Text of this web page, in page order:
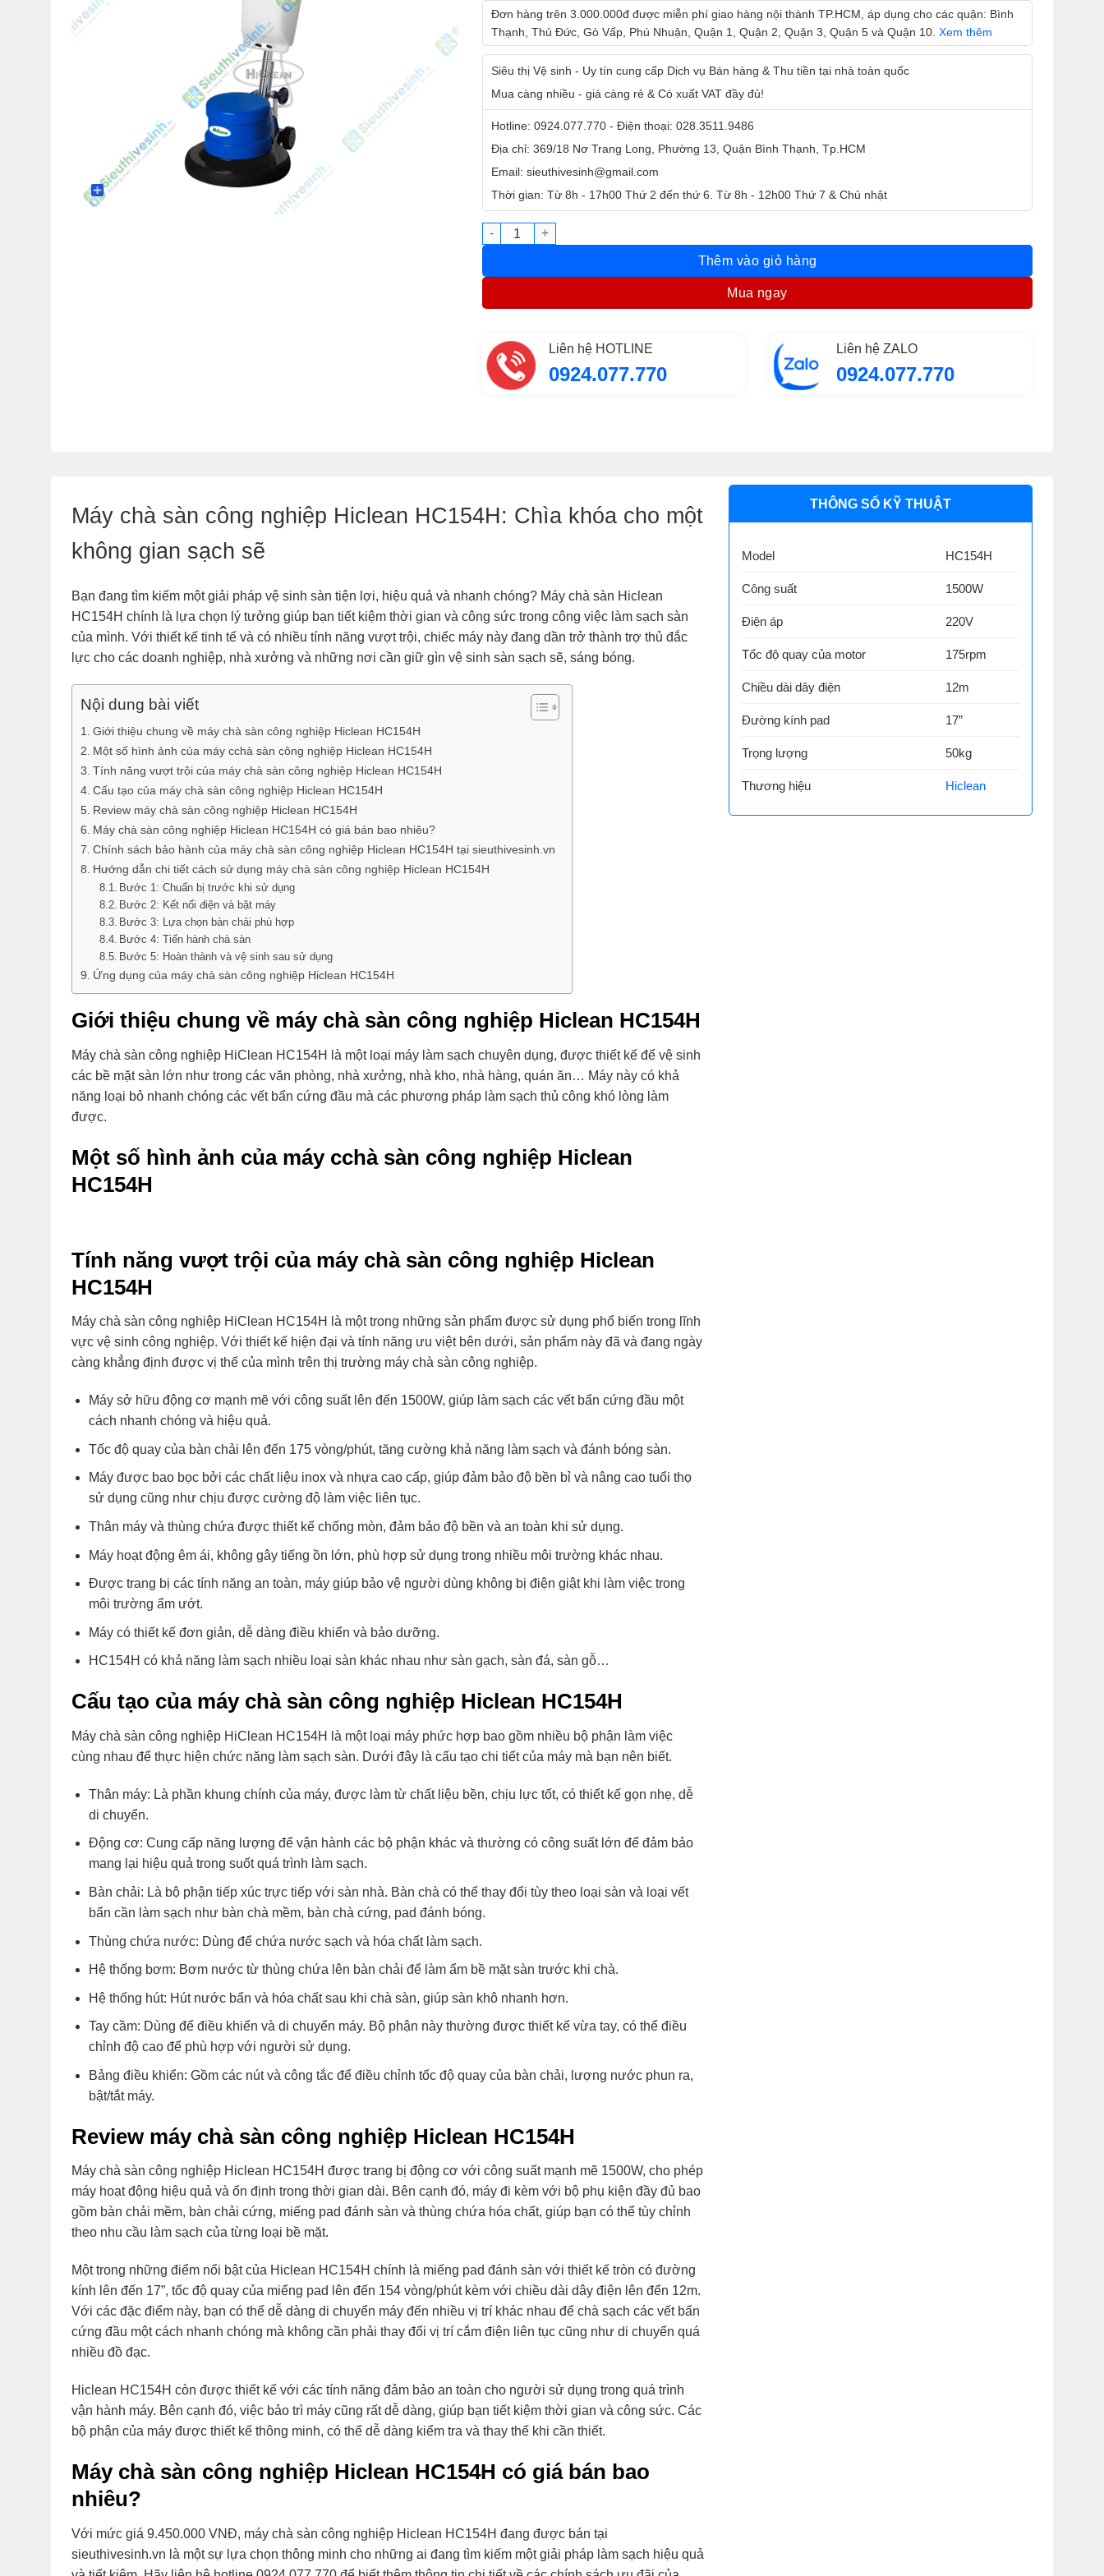
Đơn hàng trên 3.000.000đ được miễn phí giao hàng nội thành TP.HCM, áp dụng cho các quận: Bình
Thạnh, Thủ Đức, Gò Vấp, Phú Nhuận, Quận 1, Quận 2, Quận 3, Quận 5 và Quận 10. Xem thêm
Siêu thị Vệ sinh - Uy tín cung cấp Dịch vụ Bán hàng & Thu tiền tại nhà toàn quốc
Mua càng nhiều - giá càng rẻ & Có xuất VAT đầy đủ!
Hotline: 0924.077.770 - Điện thoại: 028.3511.9486
Địa chỉ: 369/18 Nơ Trang Long, Phường 13, Quận Bình Thạnh, Tp.HCM
Email: sieuthivesinh@gmail.com
Thời gian: Từ 8h - 17h00 Thứ 2 đến thứ 6. Từ 8h - 12h00 Thứ 7 & Chủ nhật
Máy chà sàn công nghiệp Hiclean HC154H số lượng
Thêm vào giỏ hàng
Mua ngay
Liên hệ HOTLINE
0924.077.770
Liên hệ ZALO
0924.077.770
Máy chà sàn công nghiệp Hiclean HC154H: Chìa khóa cho một
không gian sạch sẽ
Bạn đang tìm kiếm một giải pháp vệ sinh sàn tiện lợi, hiệu quả và nhanh chóng? Máy chà sàn Hiclean
HC154H chính là lựa chọn lý tưởng giúp bạn tiết kiệm thời gian và công sức trong công việc làm sạch sàn
của mình. Với thiết kế tinh tế và có nhiều tính năng vượt trội, chiếc máy này đang dần trở thành trợ thủ đắc
lực cho các doanh nghiệp, nhà xưởng và những nơi cần giữ gìn vệ sinh sàn sạch sẽ, sáng bóng.
Nội dung bài viết
Giới thiệu chung về máy chà sàn công nghiệp Hiclean HC154H
Một số hình ảnh của máy cchà sàn công nghiệp Hiclean HC154H
Tính năng vượt trội của máy chà sàn công nghiệp Hiclean HC154H
Cấu tạo của máy chà sàn công nghiệp Hiclean HC154H
Review máy chà sàn công nghiệp Hiclean HC154H
Máy chà sàn công nghiệp Hiclean HC154H có giá bán bao nhiêu?
Chính sách bảo hành của máy chà sàn công nghiệp Hiclean HC154H tại sieuthivesinh.vn
Hướng dẫn chi tiết cách sử dụng máy chà sàn công nghiệp Hiclean HC154H
Bước 1: Chuẩn bị trước khi sử dụng
Bước 2: Kết nối điện và bật máy
Bước 3: Lựa chọn bàn chải phù hợp
Bước 4: Tiến hành chà sàn
Bước 5: Hoàn thành và vệ sinh sau sử dụng
Ứng dụng của máy chà sàn công nghiệp Hiclean HC154H
Giới thiệu chung về máy chà sàn công nghiệp Hiclean HC154H
Máy chà sàn công nghiệp HiClean HC154H là một loại máy làm sạch chuyên dụng, được thiết kế để vệ sinh
các bề mặt sàn lớn như trong các văn phòng, nhà xưởng, nhà kho, nhà hàng, quán ăn… Máy này có khả
năng loại bỏ nhanh chóng các vết bẩn cứng đầu mà các phương pháp làm sạch thủ công khó lòng làm
được.
Một số hình ảnh của máy cchà sàn công nghiệp Hiclean
HC154H
Tính năng vượt trội của máy chà sàn công nghiệp Hiclean
HC154H
Máy chà sàn công nghiệp HiClean HC154H là một trong những sản phẩm được sử dụng phổ biến trong lĩnh
vực vệ sinh công nghiệp. Với thiết kế hiện đại và tính năng ưu việt bên dưới, sản phẩm này đã và đang ngày
càng khẳng định được vị thế của mình trên thị trường máy chà sàn công nghiệp.
Máy sở hữu động cơ mạnh mẽ với công suất lên đến 1500W, giúp làm sạch các vết bẩn cứng đầu một
cách nhanh chóng và hiệu quả.
Tốc độ quay của bàn chải lên đến 175 vòng/phút, tăng cường khả năng làm sạch và đánh bóng sàn.
Máy được bao bọc bởi các chất liệu inox và nhựa cao cấp, giúp đảm bảo độ bền bỉ và nâng cao tuổi thọ
sử dụng cũng như chịu được cường độ làm việc liên tục.
Thân máy và thùng chứa được thiết kế chống mòn, đảm bảo độ bền và an toàn khi sử dụng.
Máy hoạt động êm ái, không gây tiếng ồn lớn, phù hợp sử dụng trong nhiều môi trường khác nhau.
Được trang bị các tính năng an toàn, máy giúp bảo vệ người dùng không bị điện giật khi làm việc trong
môi trường ẩm ướt.
Máy có thiết kế đơn giản, dễ dàng điều khiển và bảo dưỡng.
HC154H có khả năng làm sạch nhiều loại sàn khác nhau như sàn gạch, sàn đá, sàn gỗ…
Cấu tạo của máy chà sàn công nghiệp Hiclean HC154H
Máy chà sàn công nghiệp HiClean HC154H là một loại máy phức hợp bao gồm nhiều bộ phận làm việc
cùng nhau để thực hiện chức năng làm sạch sàn. Dưới đây là cấu tạo chi tiết của máy mà bạn nên biết.
Thân máy: Là phần khung chính của máy, được làm từ chất liệu bền, chịu lực tốt, có thiết kế gọn nhẹ, dễ
di chuyển.
Động cơ: Cung cấp năng lượng để vận hành các bộ phận khác và thường có công suất lớn để đảm bảo
mang lại hiệu quả trong suốt quá trình làm sạch.
Bàn chải: Là bộ phận tiếp xúc trực tiếp với sàn nhà. Bàn chà có thể thay đổi tùy theo loại sàn và loại vết
bẩn cần làm sạch như bàn chà mềm, bàn chà cứng, pad đánh bóng.
Thùng chứa nước: Dùng để chứa nước sạch và hóa chất làm sạch.
Hệ thống bơm: Bơm nước từ thùng chứa lên bàn chải để làm ẩm bề mặt sàn trước khi chà.
Hệ thống hút: Hút nước bẩn và hóa chất sau khi chà sàn, giúp sàn khô nhanh hơn.
Tay cầm: Dùng để điều khiển và di chuyển máy. Bộ phận này thường được thiết kế vừa tay, có thể điều
chỉnh độ cao để phù hợp với người sử dụng.
Bảng điều khiển: Gồm các nút và công tắc để điều chỉnh tốc độ quay của bàn chải, lượng nước phun ra,
bật/tắt máy.
Review máy chà sàn công nghiệp Hiclean HC154H
Máy chà sàn công nghiệp Hiclean HC154H được trang bị động cơ với công suất mạnh mẽ 1500W, cho phép
máy hoạt động hiệu quả và ổn định trong thời gian dài. Bên cạnh đó, máy đi kèm với bộ phụ kiện đầy đủ bao
gồm bàn chải mềm, bàn chải cứng, miếng pad đánh sàn và thùng chứa hóa chất, giúp bạn có thể tùy chỉnh
theo nhu cầu làm sạch của từng loại bề mặt.
Một trong những điểm nổi bật của Hiclean HC154H chính là miếng pad đánh sàn với thiết kế tròn có đường
kính lên đến 17”, tốc độ quay của miếng pad lên đến 154 vòng/phút kèm với chiều dài dây điện lên đến 12m.
Với các đặc điểm này, bạn có thể dễ dàng di chuyển máy đến nhiều vị trí khác nhau để chà sạch các vết bẩn
cứng đầu một cách nhanh chóng mà không cần phải thay đổi vị trí cắm điện liên tục cũng như di chuyển quá
nhiều đồ đạc.
Hiclean HC154H còn được thiết kế với các tính năng đảm bảo an toàn cho người sử dụng trong quá trình
vận hành máy. Bên cạnh đó, việc bảo trì máy cũng rất dễ dàng, giúp bạn tiết kiệm thời gian và công sức. Các
bộ phận của máy được thiết kế thông minh, có thể dễ dàng kiểm tra và thay thế khi cần thiết.
Máy chà sàn công nghiệp Hiclean HC154H có giá bán bao
nhiêu?
Với mức giá 9.450.000 VNĐ, máy chà sàn công nghiệp Hiclean HC154H đang được bán tại
sieuthivesinh.vn là một sự lựa chọn thông minh cho những ai đang tìm kiếm một giải pháp làm sạch hiệu quả
THÔNG SỐ KỸ THUẬT
Model HC154H
Công suất 1500W
Điện áp 220V
Tốc độ quay của motor 175rpm
Chiều dài dây điện 12m
Đường kính pad 17”
Trọng lượng 50kg
Thương hiệu Hiclean